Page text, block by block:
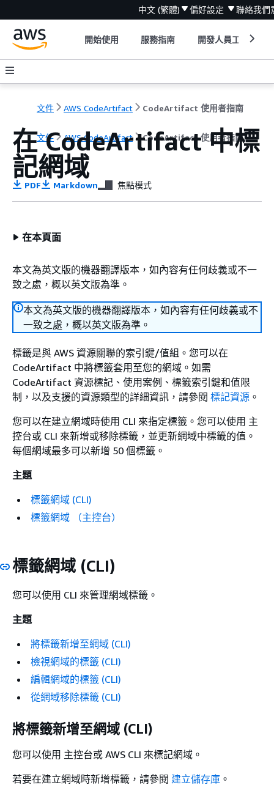
中文 (繁體) 偏好設定 聯絡我們
開始使用 服務指南 開發人員工具
文件 AWS CodeArtifact CodeArtifact 使用者指南
文件 AWS CodeArtifact CodeArtifact 使用者指南
在 CodeArtifact 中標
記網域
PDF Markdown 焦點模式
在本頁面
本文為英文版的機器翻譯版本，如內容有任何歧義或不一
致之處，概以英文版為準。
本文為英文版的機器翻譯版本，如內容有任何歧義或不
一致之處，概以英文版為準。
標籤是與 AWS 資源關聯的索引鍵/值組。您可以在
CodeArtifact 中將標籤套用至您的網域。如需
CodeArtifact 資源標記、使用案例、標籤索引鍵和值限
制，以及支援的資源類型的詳細資訊，請參閱 標記資源 。
您可以在建立網域時使用 CLI 來指定標籤。您可以使用 主
控台或 CLI 來新增或移除標籤，並更新網域中標籤的值。
每個網域最多可以新增 50 個標籤。
主題
標籤網域 (CLI)
標籤網域 （主控台）
標籤網域 (CLI)
您可以使用 CLI 來管理網域標籤。
主題
將標籤新增至網域 (CLI)
檢視網域的標籤 (CLI)
編輯網域的標籤 (CLI)
從網域移除標籤 (CLI)
將標籤新增至網域 (CLI)
您可以使用 主控台或 AWS CLI 來標記網域。
若要在建立網域時新增標籤，請參閱 建立儲存庫 。